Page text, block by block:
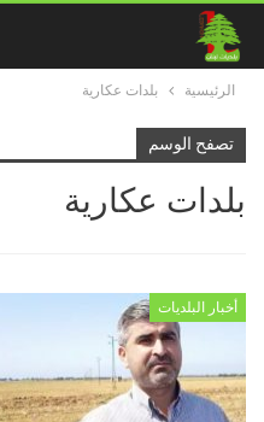
الرئيسية بلدات عكارية
تصفح الوسم
بلدات عكارية
أخبار البلديات